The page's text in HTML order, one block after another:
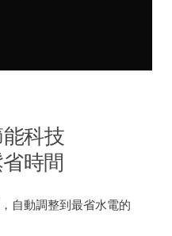
能科技
時間
自動調整到最省水電的